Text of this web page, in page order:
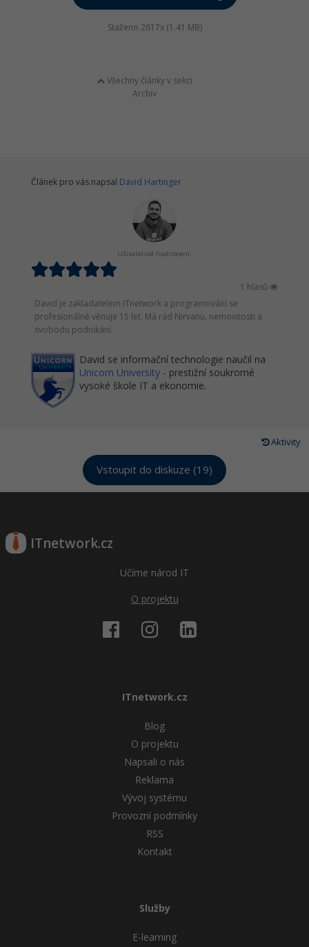
Staženo 2617x (1.41 MB)
Všechny články v sekci
Archiv
Článek pro vás napsal David Hartinger
Uživatelské hodnocení:
1 hlasů
David je zakladatelem ITnetwork a programování se
profesionálně věnuje 15 let. Má rád Nirvanu, nemovitosti a
svobodu podnikání.
David se informační technologie naučil na
Unicorn University - prestižní soukromé
vysoké škole IT a ekonomie.
Aktivity
Vstoupit do diskuze (19)
ITnetwork.cz
Učíme národ IT
O projektu
ITnetwork.cz
Blog
O projektu
Napsali o nás
Reklama
Vývoj systému
Provozní podmínky
RSS
Kontakt
Služby
E-learning